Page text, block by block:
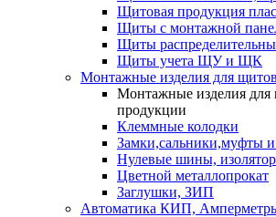
Щитовая продукция
Щиты с монтажной
Щиты
Щиты учета ЩУ и ЩК
Монтажные изделия для
Монтажные изделия для
продукции
Клеммные колодки
Замки,сальники,муфты и
Нулевые шины,
Цветной металлопрокат
Заглушки, ЗИП
Автоматика КИП,